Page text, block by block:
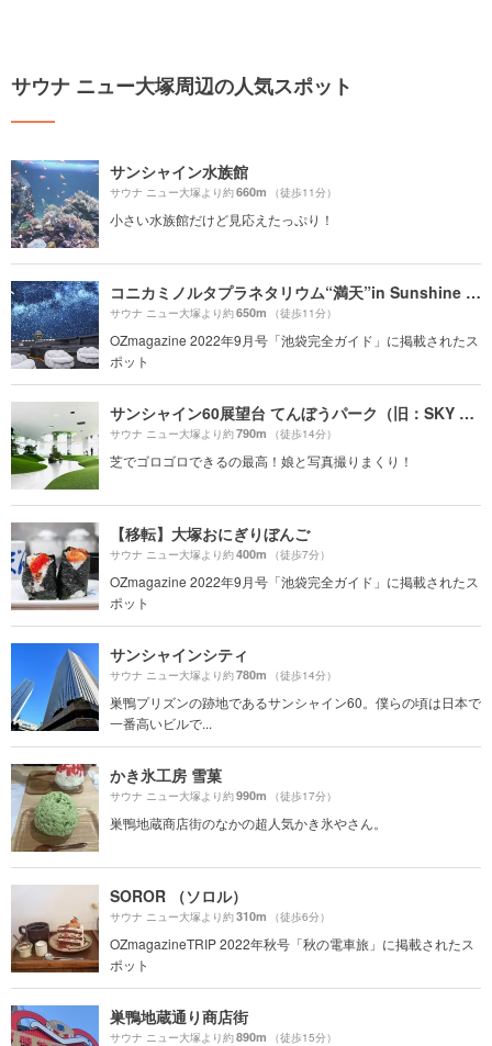
サウナ ニュー大塚周辺の人気スポット
サンシャイン水族館
サウナ ニュー大塚より約660m （徒歩11分）
小さい水族館だけど見応えたっぷり！
コニカミノルタプラネタリウム“満天”in Sunshine City
サウナ ニュー大塚より約650m （徒歩11分）
OZmagazine 2022年9月号「池袋完全ガイド」に掲載されたス
ポット
サンシャイン60展望台 てんぼうパーク（旧：SKY CIRCUS サンシャイン60展望台）
サウナ ニュー大塚より約790m （徒歩14分）
芝でゴロゴロできるの最高！娘と写真撮りまくり！
【移転】大塚おにぎりぼんご
サウナ ニュー大塚より約400m （徒歩7分）
OZmagazine 2022年9月号「池袋完全ガイド」に掲載されたス
ポット
サンシャインシティ
サウナ ニュー大塚より約780m （徒歩14分）
巣鴨プリズンの跡地であるサンシャイン60。僕らの頃は日本で
一番高いビルで...
かき氷工房 雪菓
サウナ ニュー大塚より約990m （徒歩17分）
巣鴨地蔵商店街のなかの超人気かき氷やさん。
SOROR （ソロル）
サウナ ニュー大塚より約310m （徒歩6分）
OZmagazineTRIP 2022年秋号「秋の電車旅」に掲載されたス
ポット
巣鴨地蔵通り商店街
サウナ ニュー大塚より約890m （徒歩15分）